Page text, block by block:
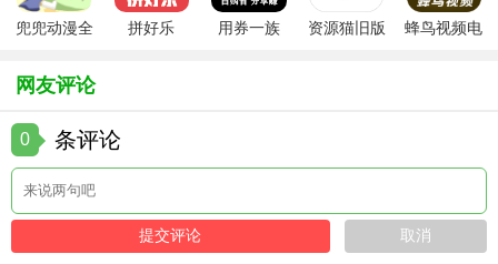
太极功夫软件功能
领略太极宗师的风采。
2、太极圈
太极人的自由交友、讨论、互动平台。
3、健康养生
兜兜动漫全
拼好乐 用券一族 资源猫旧版
蜂鸟视频电
网友评论
0 条评论